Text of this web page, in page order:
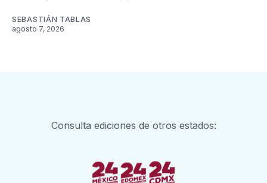
SEBASTIÁN TABLAS
agosto 7, 2026
Consulta ediciones de otros estados: